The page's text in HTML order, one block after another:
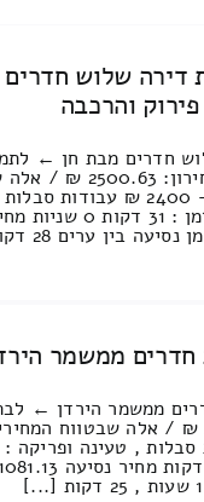
דירה שלוש
והרכבה
חדרים מבת חן ←
והרכבה מחיר מחירון:
המחירים 3100 – 2400 ₪
: 1258.69 ₪ / זמן : 31
חדרים ממשמר
ממשמר הירדן ←